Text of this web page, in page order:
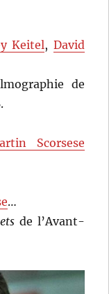
Keitel, David
de
Scorsese
…
de l’Avant-